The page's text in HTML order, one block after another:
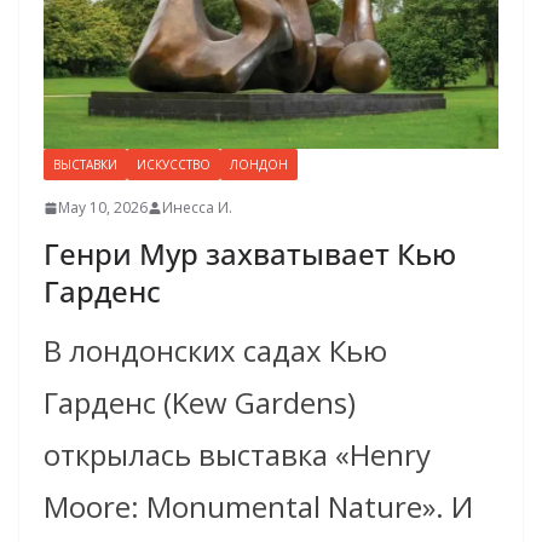
ВЫСТАВКИ ИСКУССТВО ЛОНДОН
May 10, 2026 Инесса И.
Генри Мур захватывает Кью
Гарденс
В лондонских садах Кью
Гарденс (Kew Gardens)
открылась выставка «Henry
Moore: Monumental Nature». И